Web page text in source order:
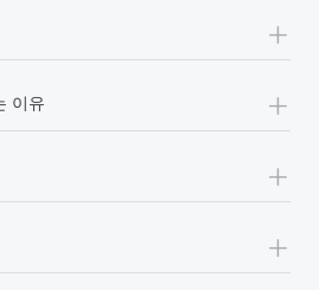
+
이유 +
+
+